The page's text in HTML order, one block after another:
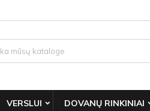
VERSLUI DOVANŲ RINKINIAI